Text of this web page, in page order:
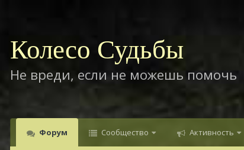
Колесо Судьбы
Не вреди, если не можешь помочь
Форум Сообщество Активность